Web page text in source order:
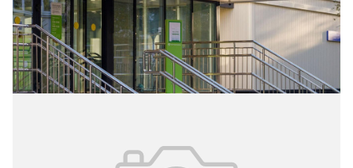
диаметров, Московского центрального кольца и
Большой кольцевой линии метро построят 17 объектов
здравоохранения.